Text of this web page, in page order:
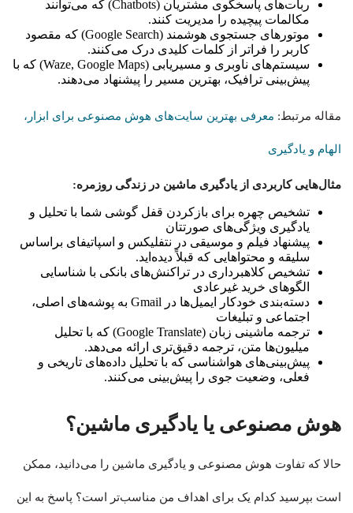
ربات‌های پاسخگوی مشتریان (Chatbots) که می‌توانند
مکالمات پیچیده را مدیریت کنند.
موتورهای جستجوی هوشمند (Google Search) که مقصود
کاربر را فراتر از کلمات کلیدی درک می‌کنند.
سیستم‌های ناوبری و مسیریابی (Waze, Google Maps) که با
پیش‌بینی ترافیک، بهترین مسیر را پیشنهاد می‌دهند.
مقاله مرتبط: معرفی بهترین سایت‌های هوش مصنوعی برای ابزار،
الهام و یادگیری
مثال‌هایی کاربردی از یادگیری ماشین در زندگی روزمره:
تشخیص چهره برای بازکردن قفل گوشی شما با تحلیل و
یادگیری ویژگی‌های صورتتان
پیشنهاد فیلم و موسیقی در نتفلیکس و اسپاتیفای براساس
سلیقه و محتواهایی که قبلاً دیده‌اید.
تشخیص کلاهبرداری در تراکنش‌های بانکی با شناسایی
الگوهای خرید غیرعادی
دسته‌بندی خودکار ایمیل‌ها در Gmail به پوشه‌های اصلی،
اجتماعی و تبلیغات
ترجمه ماشینی زبان (Google Translate) که با تحلیل
میلیون‌ها متن، ترجمه دقیق‌تری ارائه می‌دهد.
پیش‌بینی‌های هواشناسی که با تحلیل داده‌های تاریخی و
فعلی، وضعیت جوی را پیش‌بینی می‌کنند.
هوش مصنوعی یا یادگیری ماشین؟
حالا که تفاوت هوش مصنوعی و یادگیری ماشین را می‌دانید، ممکن
است بپرسید کدام یک برای اهداف من مناسب‌تر است؟ پاسخ به این